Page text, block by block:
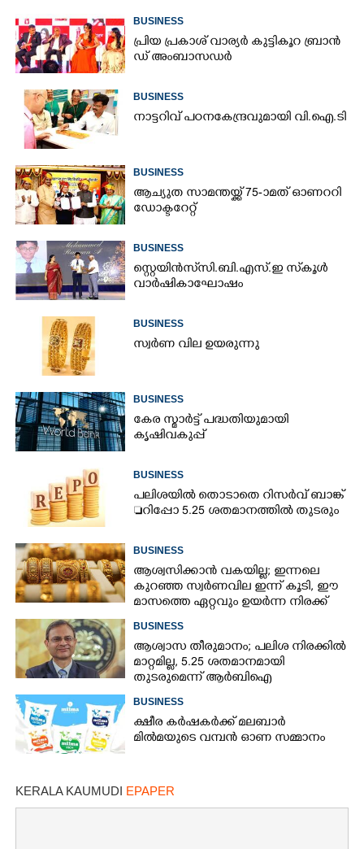
BUSINESS
പ്രി​യ​ ​പ്ര​കാ​ശ് ​വാ​ര്യർ കു​ട്ടി​കൂ​റ​ ​ ബ്രാ​ൻ​
ഡ് ​അം​ബാ​സ​ഡ​ർ
BUSINESS
നാ​ട്ട​റി​വ് ​പ​ഠ​ന​കേ​ന്ദ്ര​വു​മാ​യി​ ​വി.​ഐ.​ടി
BUSINESS
ആച്യുത സാമന്തയ്ക്ക് 75-ാമത് ഓണററി
ഡോക്ടറേറ്റ്
BUSINESS
സ്റ്റെയിൻസ് സി.ബി.എസ്.ഇ സ്‌കൂൾ
വാർഷികാഘോഷം
BUSINESS
സ്വർണ വില ഉയരുന്നു
BUSINESS
കേര സ്മാർട്ട് പദ്ധതിയുമായി
കൃഷിവകുപ്പ്
BUSINESS
പലിശയിൽ തൊടാതെ റിസർവ് ബാങ്ക്
റിപ്പോ 5.25 ശതമാനത്തിൽ തുടരും
BUSINESS
ആശ്വസിക്കാൻ വകയില്ല; ഇന്നലെ
കുറഞ്ഞ സ്വർണവില ഇന്ന് കൂടി, ഈ
മാസത്തെ ഏറ്റവും ഉയർന്ന നിരക്ക്
BUSINESS
ആശ്വാസ തീരുമാനം; പലിശ നിരക്കിൽ
മാറ്റമില്ല, 5.25 ശതമാനമായി
തുടരുമെന്ന് ആർബിഐ
BUSINESS
ക്ഷീര കർഷകർക്ക് മലബാർ
മിൽമയുടെ വമ്പൻ ഓണ സമ്മാനം
KERALA KAUMUDI EPAPER